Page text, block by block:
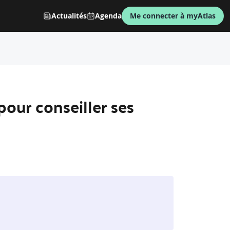
Actualités Agenda Me connecter à myAtlas
conseiller ses